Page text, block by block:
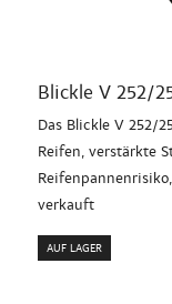
Blickle V 252/
Das Blickle V 252/
Reifen, verstärkte
verkauft
AUF LAGER